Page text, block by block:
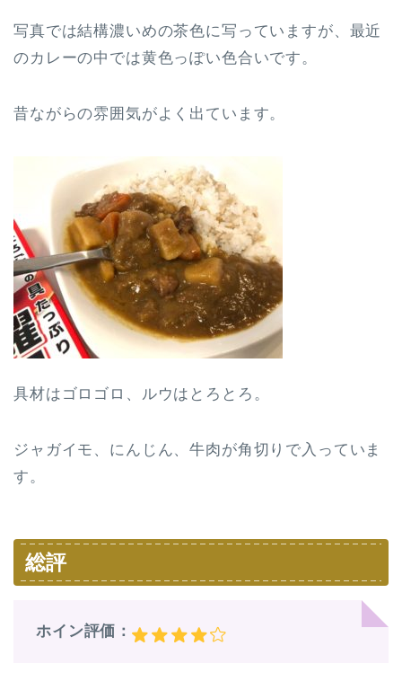
写真では結構濃いめの茶色に写っていますが、最近
のカレーの中では黄色っぽい色合いです。
昔ながらの雰囲気がよく出ています。
具材はゴロゴロ、ルウはとろとろ。
ジャガイモ、にんじん、牛肉が角切りで入っていま
す。
総評
ホイン評価：